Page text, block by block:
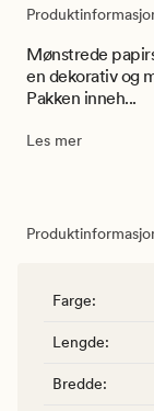
Mønstrede
en dekorativ og
Pakken inneh...
Les mer
Farge:
Lengde:
Bredde: